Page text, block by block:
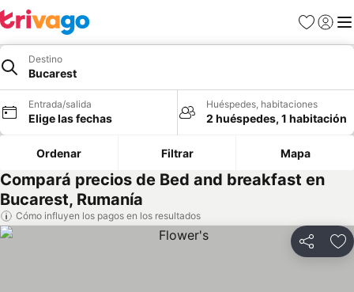
Favoritos
Iniciar
Destino
Bucarest
Entrada/salida
Elige las fechas
Huéspedes, habitaciones
2 huéspedes, 1 habitación
Ordenar Filtrar Mapa
Compará precios de Bed and breakfast en
Bucarest, Rumanía
Cómo influyen los pagos en los resultados
Compartir